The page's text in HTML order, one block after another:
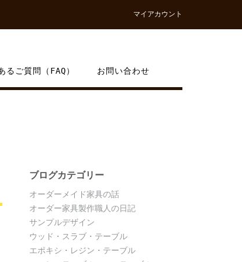
マイアカウント
るご質問（FAQ） お問い合わせ
ブログカテゴリー
オーダーメイド家具の話
オーダー家具製作職人の日記
サンプルデザイン
ウッド・スラブ・テーブル
エポキシ・レジン・テーブル